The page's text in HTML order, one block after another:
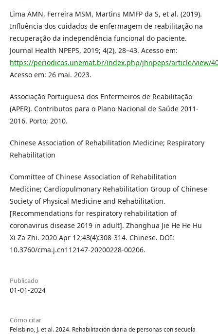
Lima AMN, Ferreira MSM, Martins MMFP da S, et al. (2019).
Influência dos cuidados de enfermagem de reabilitação na
recuperação da independência funcional do paciente.
Journal Health NPEPS, 2019; 4(2), 28–43. Acesso em:
https://periodicos.unemat.br/index.php/jhnpeps/article/view/
Acesso em: 26 mai. 2023.
Associação Portuguesa dos Enfermeiros de Reabilitação
(APER). Contributos para o Plano Nacional de Saúde 2011-
2016. Porto; 2010.
Chinese Association of Rehabilitation Medicine; Respiratory
Rehabilitation
Committee of Chinese Association of Rehabilitation
Medicine; Cardiopulmonary Rehabilitation Group of Chinese
Society of Physical Medicine and Rehabilitation.
[Recommendations for respiratory rehabilitation of
coronavirus disease 2019 in adult]. Zhonghua Jie He He Hu
Xi Za Zhi. 2020 Apr 12;43(4):308-314. Chinese. DOI:
10.3760/cma.j.cn112147-20200228-00206.
Publicado
01-01-2024
Cómo citar
Felisbino, J. et al. 2024. Rehabilitación diaria de personas con secuela